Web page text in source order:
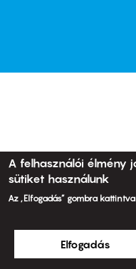
links
A felhasználói élmény
sütiket használunk
Az „Elfogadás” gombra
Elfogadás